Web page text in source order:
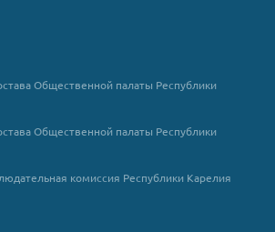
Общественной палаты Республики
Общественной палаты Республики
комиссия Республики Карелия